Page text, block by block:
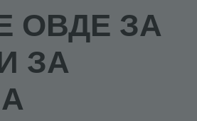
ОВДЕ ЗА
ЗА